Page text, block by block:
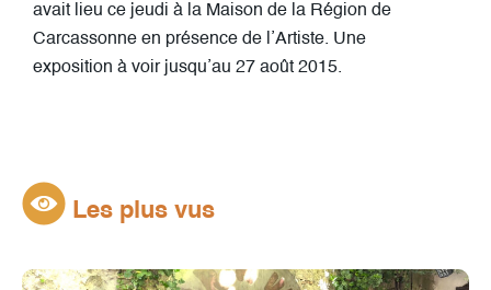
avait lieu ce jeudi à la Maison de la Région de
Carcassonne en présence de l’Artiste. Une
exposition à voir jusqu’au 27 août 2015.
Les plus vus